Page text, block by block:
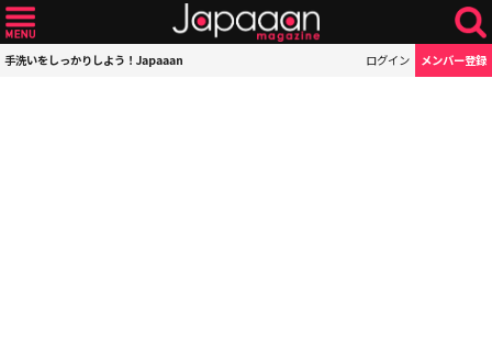
手洗いをしっかりしよう！Japaaan ログイン メンバー登録